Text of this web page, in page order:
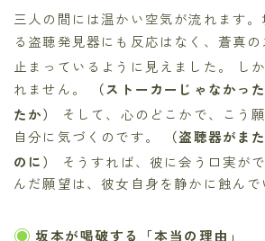
三人の間には温かい空気が流れます
る盗聴発見器にも反応はなく、蒼真
止まっているように見えました。
し
れません。
（ストーカーじゃなかっ
たか）
そして、心のどこかで、こう
自分に気づくのです。
（盗聴器がま
のに）
そうすれば、彼に会う口実が
んだ願望は、彼女自身を静かに蝕んで
坂本が喝破する「本当の理由」